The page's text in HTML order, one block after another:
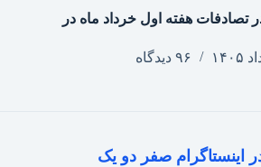
۴ نفر در تصادفات هفته اول خرداد ماه در
۹۶ دیدگاه
اینستاگرام صفر دو یک